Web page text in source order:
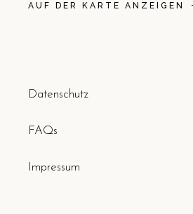
AUF DER KARTE ANZEIGEN
Datenschutz
FAQs
Impressum